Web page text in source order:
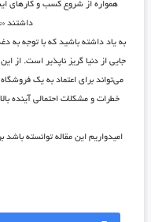
همواره از شروع کسب و کارهای
داشتند
به یاد داشته باشید که با توجه به
جایی از دنیا گریز ناپذیر است. از
می‌تواند برای اعتماد به یک
خطرات و مشکلات احتمالی آینده
امیدواریم این مقاله توانسته باشد